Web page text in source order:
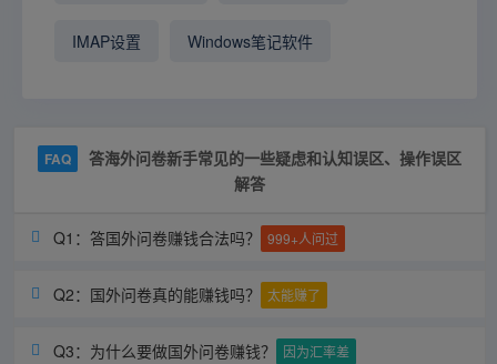
IMAP设置 Windows笔记软件
FAQ
答海外问卷新手常见的一些疑虑和认知误区、操作误区
解答
Q1：答国外问卷赚钱合法吗？ 999+人问过

Q2：国外问卷真的能赚钱吗？ 太能赚了

Q3：为什么要做国外问卷赚钱？ 因为汇率差
